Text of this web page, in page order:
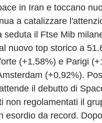
in Iran e toccano
a catalizzare
seduta il Ftse Mib
nuovo top storico a
(+1,58%) e Parigi
(+0,92%).
il debutto di
non regolamentati il
esordio da record.